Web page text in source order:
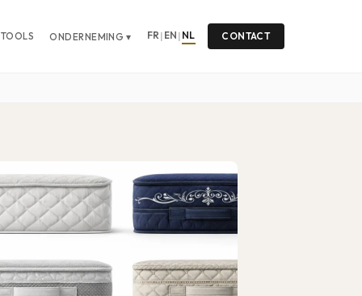
TOOLS ONDERNEMING ▾ FR | EN | NL CONTACT